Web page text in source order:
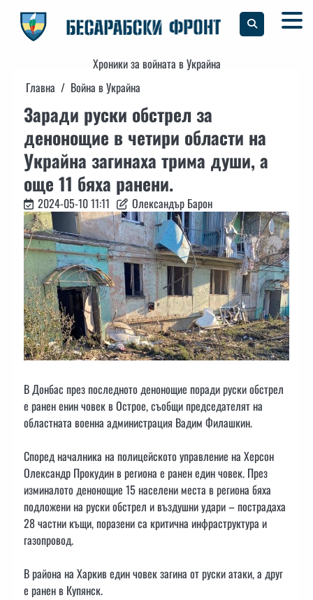
content
Хроники за войната в Украйна
Главна
Война в Украйна
Заради руски обстрел за
денонощие в четири области на
Украйна загинаха трима души, а
още 11 бяха ранени.
2024-05-10 11:11 Олександър Барон
В Донбас през последното денонощие поради руски обстрел
е ранен енин човек в Острое, съобщи председателят на
областната военна администрация Вадим Филашкин.
Според началника на полицейското управление на Херсон
Олександр Прокудин в региона е ранен един човек. През
изминалото денонощие 15 населени места в региона бяха
подложени на руски обстрел и въздушни удари – пострадаха
28 частни къщи, поразени са критична инфраструктура и
газопровод.
В района на Харкив един човек загина от руски атаки, а друг
е ранен в Купянск.